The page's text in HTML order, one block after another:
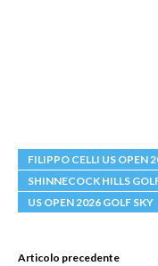
FILIPPO CELLI US OPEN
SHINNECOCK HILLS
US OPEN 2026 GOLF SKY
Articolo precedente